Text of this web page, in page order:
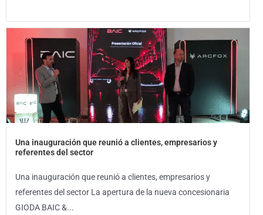
Una inauguración que reunió a clientes, empresarios y
referentes del sector
Una inauguración que reunió a clientes, empresarios y
referentes del sector La apertura de la nueva concesionaria
GIODA BAIC &...